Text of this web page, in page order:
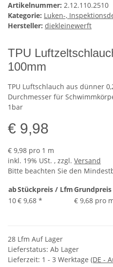
Artikelnummer: 2.12.110.2510
Kategorie: Luken-,
Hersteller: diekleinewerft
TPU
100mm
TPU Luftschlauch aus dünner
Durchmesser für
1bar
€ 9,98
€ 9,98 pro 1 m
inkl. 19% USt. , zzgl. Versand
Bitte beachten Sie den
abStückpreis / LfmGrundpreis
10€ 9,68 * € 9,68 pro
28 Lfm Auf Lager
Lieferstatus: Ab Lager
Lieferzeit: 1 - 3 Werktage (DE -